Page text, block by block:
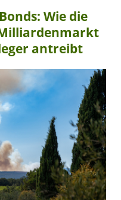
Wie die
antreibt